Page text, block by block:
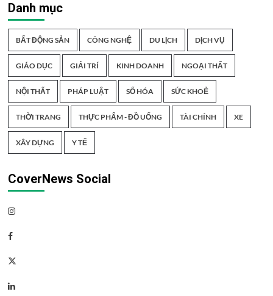
Danh mục
BẤT ĐỘNG SẢN CÔNG NGHỆ DU LỊCH DỊCH VỤ
GIÁO DỤC GIẢI TRÍ KINH DOANH NGOẠI THẤT
NỘI THẤT PHÁP LUẬT SỐ HÓA SỨC KHOẺ
THỜI TRANG THỰC PHẨM - ĐỒ UỐNG TÀI CHÍNH XE
XÂY DỰNG Y TẾ
CoverNews Social
Instagram
Facebook
Twitter
Linkedin